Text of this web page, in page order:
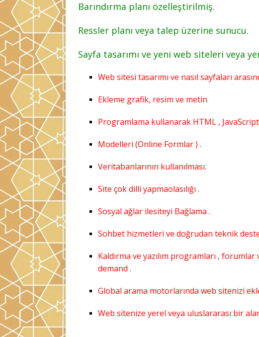
Barındırma planı özelleştirilmiş.
Ressler planı veya talep üzerine sunucu.
Sayfa tasarımı ve yeni web siteleri veya
Web sitesi tasarımı ve nasıl sayfaları
Ekleme grafik, resim ve metin
Programlama kullanarak HTML ,
Modelleri (Online Formlar ) .
Veritabanlarının kullanılması.
Site çok dilli yapmaolasılığı .
Sosyal ağlar ilesiteyi Bağlama .
Sohbet hizmetleri ve doğrudan teknik
Kaldırma ve yazılım programları ,
demand .
Global arama motorlarında web sitenizi
Web sitenize yerel veya uluslararası bir alan